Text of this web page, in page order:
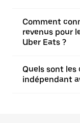
Comment
revenus pour
Uber Eats ?
Quels sont
indépendant